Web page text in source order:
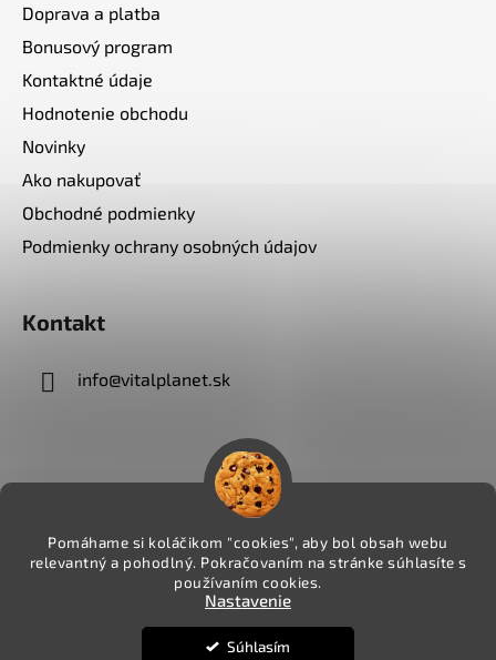
Pomáhame si koláčikom "cookies", aby bol obsah webu
relevantný a pohodlný. Pokračovaním na stránke súhlasíte s
používaním cookies.
Nastavenie
Súhlasím
Doprava a platba
Bonusový program
Kontaktné údaje
Hodnotenie obchodu
Novinky
Ako nakupovať
Obchodné podmienky
Podmienky ochrany osobných údajov
Kontakt
info@vitalplanet.sk